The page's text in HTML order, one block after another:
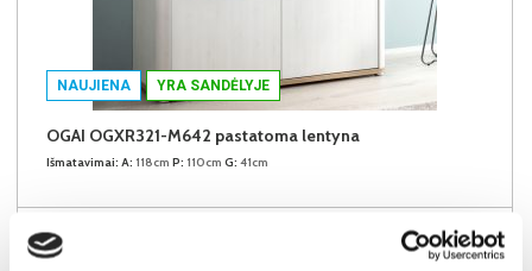
NAUJIENA YRA SANDĖLYJE
OGAI OGXR321-M642 pastatoma lentyna
Išmatavimai: A: 118cm P: 110cm G: 41cm